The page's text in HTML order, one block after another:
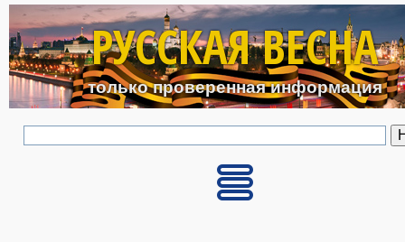
Перейти к основному
РУССКАЯ ВЕСНА
только проверенная информация